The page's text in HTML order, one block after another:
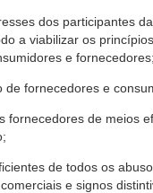
dos participantes
a viabilizar os
e fornecedores;
de fornecedores e
fornecedores de meios
de todos os
e signos